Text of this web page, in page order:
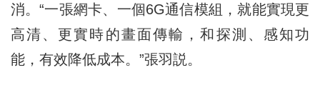
消。“一張網卡、一個6G通信模組，就能實現更
高清、更實時的畫面傳輸，和探測、感知功
能，有效降低成本。”張羽説。